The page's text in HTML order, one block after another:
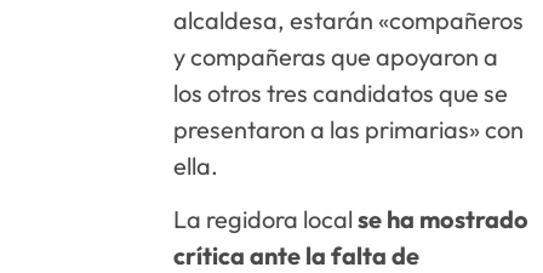
alcaldesa, estarán «compañeros
y compañeras que apoyaron a
los otros tres candidatos que se
presentaron a las primarias» con
ella.
La regidora localse ha mostrado
crítica ante la falta de